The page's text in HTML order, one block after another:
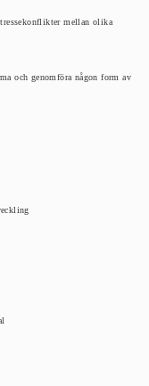
mellan olika
och genomföra någon form av